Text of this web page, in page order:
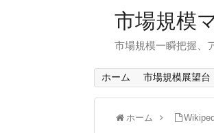
市場規模
市場規模一瞬把握、
ホーム 市場規模展望台
ホーム